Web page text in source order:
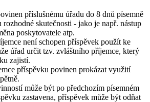
příslušnému úřadu do 8 dnů písemně
skutečnosti - jako je např. nástup
poskytovatele atp.
není schopen příspěvek použít ke
úřad určit tzv. zvláštního příjemce, který
zajistí.
příspěvku povinen prokázat využití
může být po předchozím písemném
zastavena, příspěvek může být odňat